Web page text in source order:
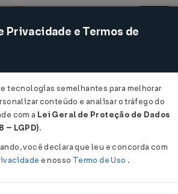
Acessar
Privacidade e Termos de
tecnologias semelhantes para melhorar
conteúdo e analisar o tráfego do
com a Lei Geral de Proteção de Dados
– LGPD).
você declara que leu e concorda com
e nosso Termo de Uso .